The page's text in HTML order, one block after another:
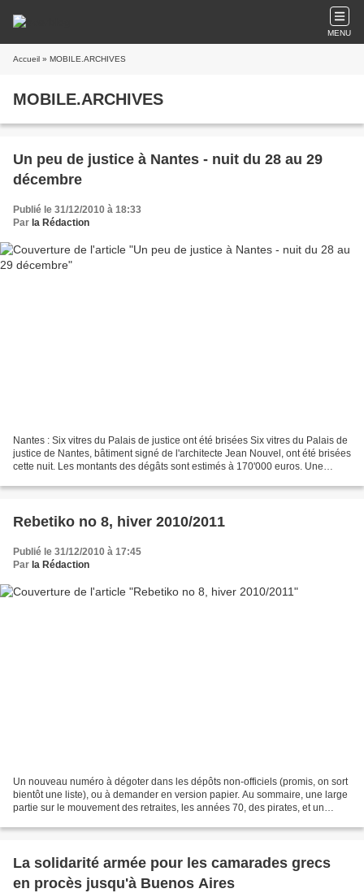
MENU
Accueil » MOBILE.ARCHIVES
MOBILE.ARCHIVES
Un peu de justice à Nantes - nuit du 28 au 29
décembre
Publié le 31/12/2010 à 18:33
Par la Rédaction
Nantes : Six vitres du Palais de justice ont été brisées Six vitres du Palais de
justice de Nantes, bâtiment signé de l'architecte Jean Nouvel, ont été brisées
cette nuit. Les montants des dégâts sont estimés à 170'000 euros. Une
Rebetiko no 8, hiver 2010/2011
Publié le 31/12/2010 à 17:45
Par la Rédaction
Un nouveau numéro à dégoter dans les dépôts non-officiels (promis, on sort
bientôt une liste), ou à demander en version papier. Au sommaire, une large
partie sur le mouvement des retraites, les années 70, des pirates, et un
La solidarité armée pour les camarades grecs
en procès jusqu'à Buenos Aires